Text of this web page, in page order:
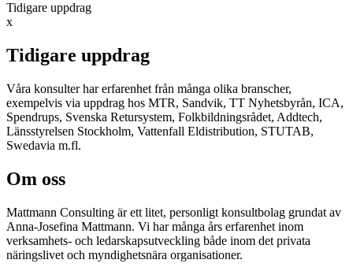
Tidigare uppdrag
x
Tidigare uppdrag
Våra konsulter har erfarenhet från många olika branscher,
exempelvis via uppdrag hos MTR, Sandvik, TT Nyhetsbyrån, ICA,
Spendrups, Svenska Retursystem, Folkbildningsrådet, Addtech,
Länsstyrelsen Stockholm, Vattenfall Eldistribution, STUTAB,
Swedavia m.fl.
Om oss
Mattmann Consulting är ett litet, personligt konsultbolag grundat av
Anna-Josefina Mattmann. Vi har många års erfarenhet inom
verksamhets- och ledarskapsutveckling både inom det privata
näringslivet och myndighetsnära organisationer.